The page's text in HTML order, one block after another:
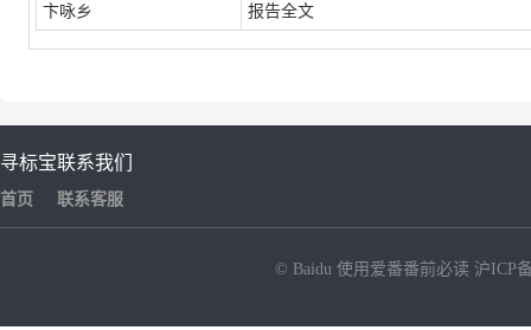
卞咏乡 报告全文
寻标宝
首页
联系我们
联系客服
© Baidu 使用爱番番前必读 沪ICP